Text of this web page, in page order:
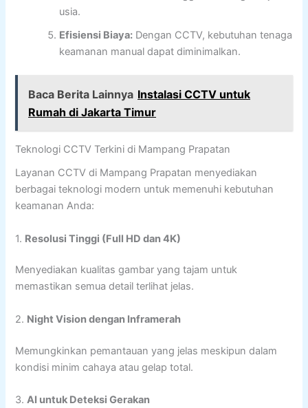
usia.
Efisiensi Biaya: Dengan CCTV, kebutuhan tenaga
keamanan manual dapat diminimalkan.
Baca Berita Lainnya Instalasi CCTV untuk
Rumah di Jakarta Timur
Teknologi CCTV Terkini di Mampang Prapatan
Layanan CCTV di Mampang Prapatan menyediakan
berbagai teknologi modern untuk memenuhi kebutuhan
keamanan Anda:
1. Resolusi Tinggi (Full HD dan 4K)
Menyediakan kualitas gambar yang tajam untuk
memastikan semua detail terlihat jelas.
2. Night Vision dengan Inframerah
Memungkinkan pemantauan yang jelas meskipun dalam
kondisi minim cahaya atau gelap total.
3.AI untuk Deteksi Gerakan